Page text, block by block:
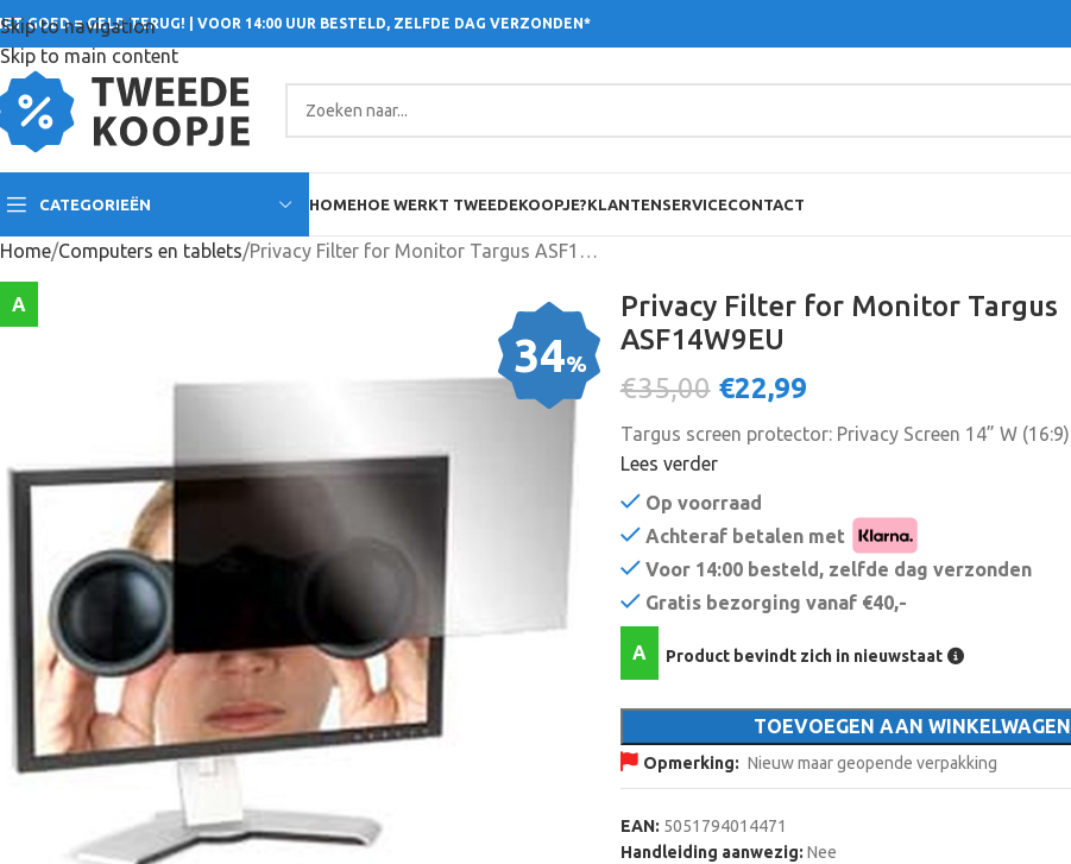
Skip to navigation
Skip to main content
GOED = GELD TERUG! | VOOR 14:00 UUR BESTELD, ZELFDE DAG VERZONDEN*
CATEGORIEËN HOMEHOE WERKT TWEEDEKOOPJE?KLANTENSERVICECONTACT
Home Computers en tablets Privacy Filter for Monitor Targus ASF14W9EU
A
34%
Privacy Filter for Monitor Targus
ASF14W9EU
€35,00 €22,99
Targus screen protector: Privacy Screen 14” W (16:9)
Lees verder
Op voorraad
Achteraf betalen met
Voor 14:00 besteld, zelfde dag verzonden
Gratis bezorging vanaf €40,-
A Product bevindt zich in nieuwstaat
TOEVOEGEN AAN WINKELWAGEN
Opmerking: Nieuw maar geopende verpakking
EAN: 5051794014471
Handleiding aanwezig: Nee